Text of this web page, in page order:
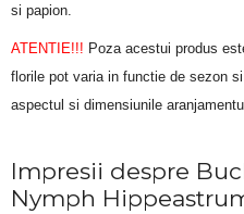
si papion.
ATENTIE!!! Poza acestui produs
florile pot varia in functie de sezon
aspectul si dimensiunile
Impresii despre
Nymph